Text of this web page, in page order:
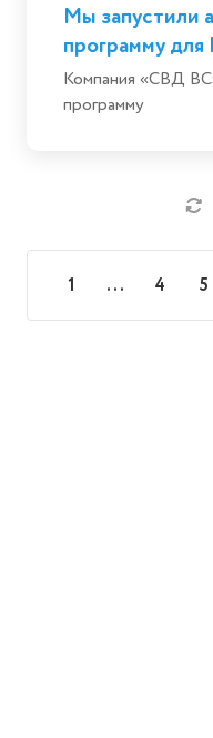
Мы запустили
программу
Компания «СВД
программу
1 ... 4 5